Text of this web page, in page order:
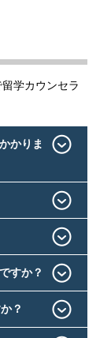
学カウンセラ
かりま
すか？
？